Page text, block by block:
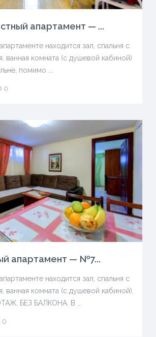
апартамент — ...
находится зал, спальня с
ванная комната (с душевой кабиной)
помимо ...
0
апартамент — №7...
находится зал, спальня с
ванная комната (с душевой кабиной),
БЕЗ БАЛКОНА. В ...
0